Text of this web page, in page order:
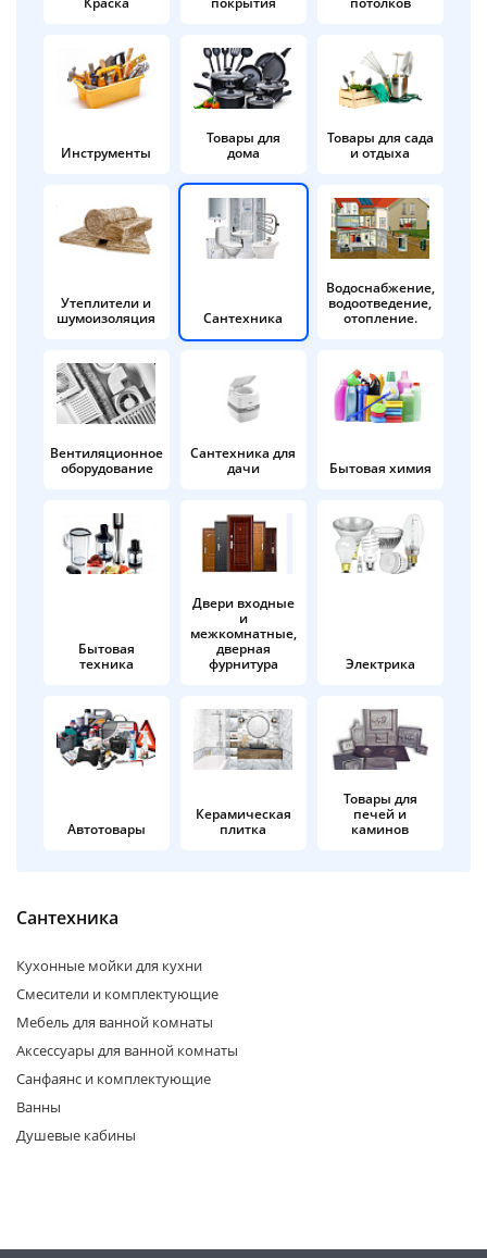
Инструменты
Товары для
дома
Товары для сада
и отдыха
Утеплители и
шумоизоляция
Сантехника
Водоснабжение,
водоотведение,
отопление.
Вентиляционное
оборудование
Сантехника для
дачи
Бытовая химия
Бытовая
техника
Двери входные
и
межкомнатные,
дверная
фурнитура
Электрика
Автотовары
Керамическая
плитка
Товары для
печей и
каминов
Сантехника
Кухонные мойки для кухни
Смесители и комплектующие
Мебель для ванной комнаты
Аксессуары для ванной комнаты
Санфаянс и комплектующие
Ванны
Душевые кабины
в корзину
Оплачивайте сегодня только
25% картой любого банка
Получайте товар
выбранный способом
Оставшиеся
% будут
по25%каждые 2 недели
Подробнее
об оплате Плайтом
раз в 2
недели
Остались вопросы?
8 800 302-02-51
plait.ru